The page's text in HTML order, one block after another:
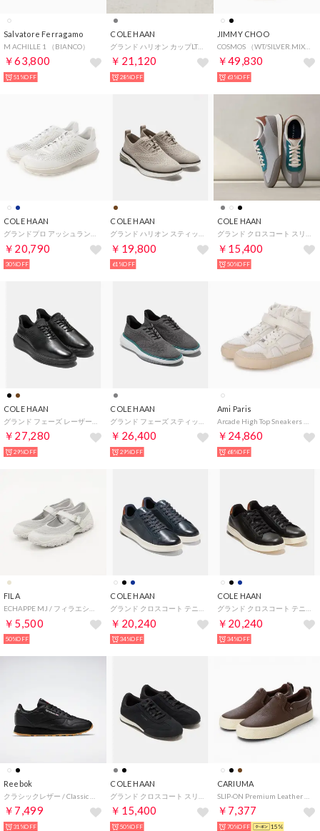
Salvatore Ferragamo
M ACHILLE 1 （BIANCO）
￥63,800
51%OFF
COLE HAAN
￥21,120
28%OFF
JIMMY CHOO
COSMOS （WT/SILVER.MIX）
￥49,830
63%OFF
COLE HAAN
￥20,790
30%OFF
COLE HAAN
￥19,800
61%OFF
COLE HAAN
￥15,400
50%OFF
COLE HAAN
￥27,280
29%OFF
COLE HAAN
￥26,400
29%OFF
Ami Paris
￥24,860
68%OFF
FILA
￥5,500
50%OFF
COLE HAAN
￥20,240
34%OFF
COLE HAAN
￥20,240
34%OFF
Reebok
￥7,499
31%OFF
COLE HAAN
￥15,400
50%OFF
CARIUMA
￥7,377
70%OFF 15%